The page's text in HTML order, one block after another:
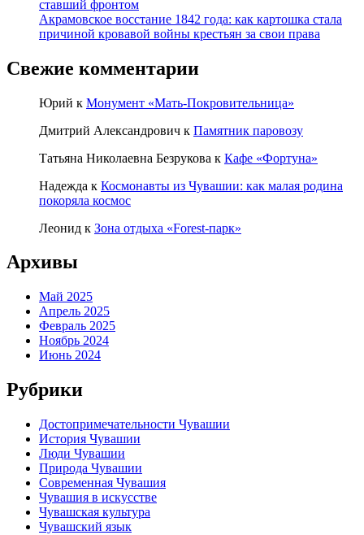
ставший фронтом
Акрамовское восстание 1842 года: как картошка стала
причиной кровавой войны крестьян за свои права
Свежие комментарии
Юрий к Монумент «Мать-Покровительница»
Дмитрий Александрович к Памятник паровозу
Татьяна Николаевна Безрукова к Кафе «Фортуна»
Надежда к Космонавты из Чувашии: как малая родина
покоряла космос
Леонид к Зона отдыха «Forest-парк»
Архивы
Май 2025
Апрель 2025
Февраль 2025
Ноябрь 2024
Июнь 2024
Рубрики
Достопримечательности Чувашии
История Чувашии
Люди Чувашии
Природа Чувашии
Современная Чувашия
Чувашия в искусстве
Чувашская культура
Чувашский язык